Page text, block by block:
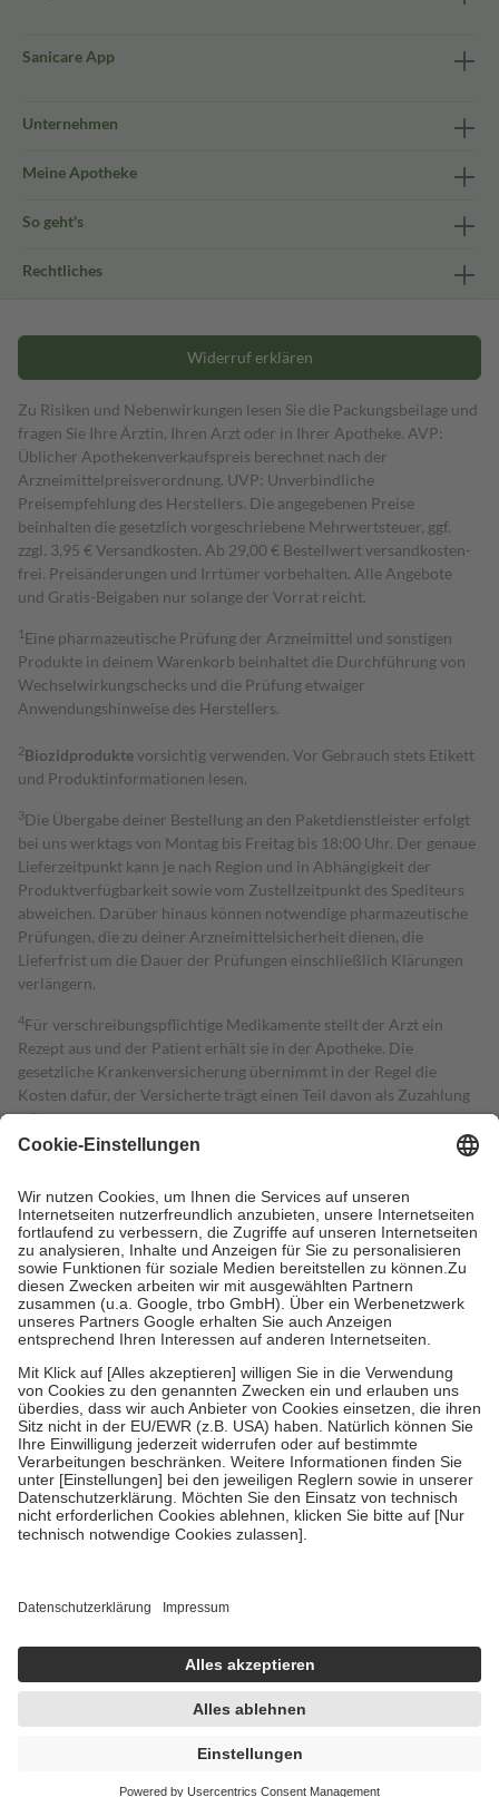
Sanicare App
Unternehmen
Meine Apotheke
So geht's
Rechtliches
Widerruf erklären
Zu Risiken und Nebenwirkungen lesen Sie die Packungsbeilage und
fragen Sie Ihre Ärztin, Ihren Arzt oder in Ihrer Apotheke. AVP:
Üblicher Apothekenverkaufspreis berechnet nach der
Arzneimittelpreisverordnung. UVP: Unverbindliche
Preisempfehlung des Herstellers. Die angegebenen Preise
beinhalten die gesetzlich vorgeschriebene Mehrwertsteuer, ggf.
zzgl. 3,95 € Versandkosten. Ab 29,00 € Bestell­wert versand­kosten­
frei. Preisänderungen und Irrtümer vorbehalten. Alle Angebote
und Gratis-Beigaben nur solange der Vorrat reicht.
1 Eine pharmazeutische Prüfung der Arzneimittel und sonstigen
Produkte in deinem Warenkorb beinhaltet die Durchführung von
Wechselwirkungschecks und die Prüfung etwaiger
Anwendungshinweise des Herstellers.
2Biozidproduktevorsichtig verwenden. Vor Gebrauch stets Etikett
und Produktinformationen lesen.
3Die Übergabe deiner Bestellung an den Paketdienstleister erfolgt
bei uns werktags von Montag bis Freitag bis 18:00 Uhr. Der genaue
Lieferzeitpunkt kann je nach Region und in Abhängigkeit der
Produktverfügbarkeit sowie vom Zustellzeitpunkt des Spediteurs
abweichen. Darüber hinaus können notwendige pharmazeutische
Prüfungen, die zu deiner Arzneimittelsicherheit dienen, die
Lieferfrist um die Dauer der Prüfungen einschließlich Klärungen
verlängern.
4Für verschreibungspflichtige Medikamente stellt der Arzt ein
Rezept aus und der Patient erhält sie in der Apotheke. Die
gesetzliche Krankenversicherung übernimmt in der Regel die
Kosten dafür, der Versicherte trägt einen Teil davon als Zuzahlung
mit.
Grundsätzlich leisten Mitglieder Zuzahlungen in Höhe von zehn
höchstens zehn Euro.
Es sind jedoch nie mehr als die tatsächlichen
Kosten der Leistung zu entrichten.
Diese Regeln gelten grundsätzlich auch für Online-Apotheken.
Bei Heilmitteln und häuslicher Krankenpflege beträgt die
Zuzahlung zehn Prozent der Kosten sowie zehn Euro je
Verordnung.
Um das Engagement der Versicherten für ihre eigene Gesundheit zu
stärken und die besondere Stellung der Familie zu unterstützen,
fallenkeine Zuzahlungenan bei:
• Kindern und Jugendlichen bis zum vollendeten 18. Lebensjahr
mit Ausnahme der Fahrkosten
• Untersuchungen zur Vorsorge und Früherkennung, die von der
GKV getragen werden
• empfohlenen Schutzimpfungen
• Harn- und Blutteststreifen
getroffen, um sicherzustellen, dass es sich um echte Bewertungen
https://help.etrusted.com/hc/de/articles/4419944605341
Einige Bilder und Inhalte wurden unter Zuhilfenahme künstlicher